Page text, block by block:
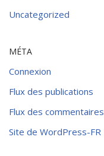
Uncategorized
MÉTA
Connexion
Flux des publications
Flux des commentaires
Site de WordPress-FR